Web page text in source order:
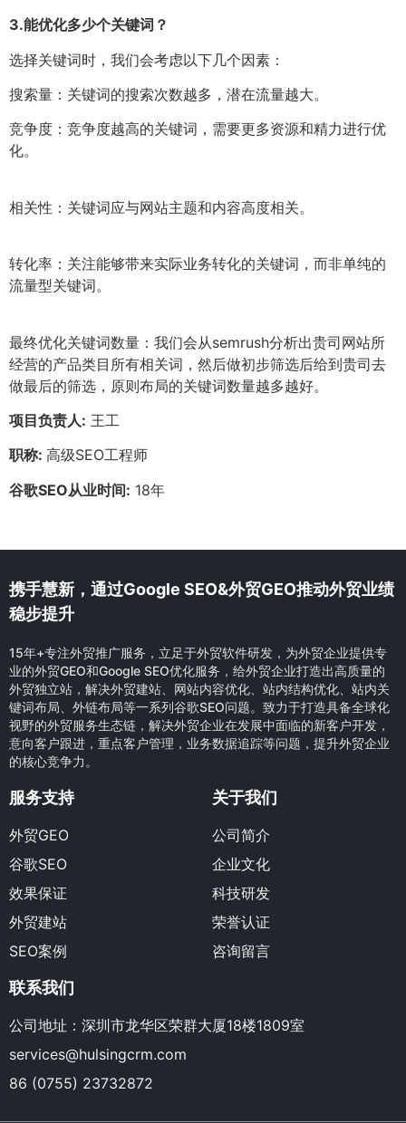
3.能优化多少个关键词？
选择关键词时，我们会考虑以下几个因素：
搜索量：关键词的搜索次数越多，潜在流量越大。
竞争度：竞争度越高的关键词，需要更多资源和精力进行优
化。
相关性：关键词应与网站主题和内容高度相关。
转化率：关注能够带来实际业务转化的关键词，而非单纯的
流量型关键词。
最终优化关键词数量：我们会从semrush分析出贵司网站所
经营的产品类目所有相关词，然后做初步筛选后给到贵司去
做最后的筛选，原则布局的关键词数量越多越好。
项目负责人: 王工
职称: 高级SEO工程师
谷歌SEO从业时间: 18年
携手慧新，通过Google SEO&外贸GEO推动外贸业绩
稳步提升
15年+专注外贸推广服务，立足于外贸软件研发，为外贸企业提供专
业的外贸GEO和Google SEO优化服务，给外贸企业打造出高质量的
外贸独立站，解决外贸建站、网站内容优化、站内结构优化、站内关
键词布局、外链布局等一系列谷歌SEO问题。致力于打造具备全球化
视野的外贸服务生态链，解决外贸企业在发展中面临的新客户开发，
意向客户跟进，重点客户管理，业务数据追踪等问题，提升外贸企业
的核心竞争力。
服务支持
外贸GEO
谷歌SEO
效果保证
外贸建站
SEO案例
关于我们
公司简介
企业文化
科技研发
荣誉认证
咨询留言
联系我们
公司地址：深圳市龙华区荣群大厦18楼1809室
services@hulsingcrm.com
86 (0755) 23732872